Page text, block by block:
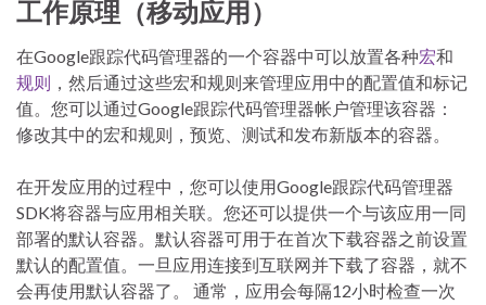
工作原理（移动应用）
在Google跟踪代码管理器的一个容器中可以放置各种宏和
规则 ，然后通过这些宏和规则来管理应用中的配置值和标记
值。您可以通过Google跟踪代码管理器帐户管理该容器：
修改其中的宏和规则，预览、测试和发布新版本的容器。
在开发应用的过程中，您可以使用Google跟踪代码管理器
SDK将容器与应用相关联。您还可以提供一个与该应用一同
部署的默认容器。默认容器可用于在首次下载容器之前设置
默认的配置值。一旦应用连接到互联网并下载了容器，就不
会再使用默认容器了。 通常，应用会每隔12小时检查一次